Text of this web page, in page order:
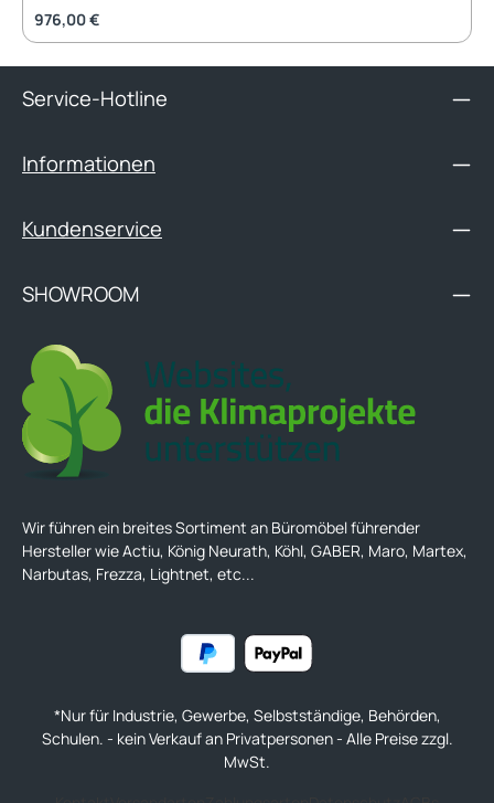
25 mm Melamin mit 2 mm ABS-Kante 6 mm Plexiglas-
Einlagen Tisch vom Arbeitsplatz: Fixer Tisch als 320x80 cm
oder 2 x 160x80 cm in Tischhöhe 74 cm zusätzlicher
Anbautisch 80x60 cm 25 mm Melamin Tischplatte mit 2 mm
ABS-Kante Metallbeine 4 x 4 cm pulverbeschichtet
Regulärer Preis:
976,00 €
Service-Hotline
Informationen
Kundenservice
SHOWROOM
Wir führen ein breites Sortiment an Büromöbel führender
Hersteller wie Actiu, König Neurath, Köhl, GABER, Maro, Martex,
Narbutas, Frezza, Lightnet, etc...
*Nur für Industrie, Gewerbe, Selbstständige, Behörden,
Schulen. - kein Verkauf an Privatpersonen - Alle Preise zzgl.
MwSt.